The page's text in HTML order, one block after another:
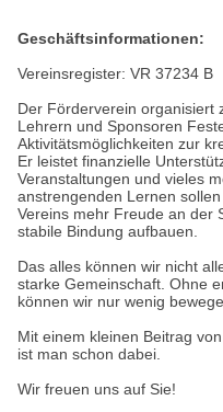
Geschäftsinformationen:
Vereinsregister: VR 37234 B
Der Förderverein organisiert
Lehrern und Sponsoren
Aktivitätsmöglichkeiten zur
Er leistet finanzielle
Veranstaltungen und vieles
anstrengenden Lernen
Vereins mehr Freude an der
stabile Bindung aufbauen.
Das alles können wir nicht
starke Gemeinschaft. Ohne
können wir nur wenig
Mit einem kleinen Beitrag
ist man schon dabei.
Wir freuen uns auf Sie!